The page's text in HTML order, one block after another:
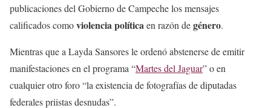
publicaciones del Gobierno de Campeche los mensajes
calificados comoviolencia políticaen razón degénero.
Mientras que a Layda Sansores le ordenó abstenerse de emitir
manifestaciones en el programa “Martes del Jaguar” o en
cualquier otro foro “la existencia de fotografías de diputadas
federales priistas desnudas”.